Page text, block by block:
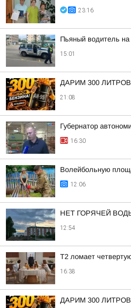
23:16
Пьяный водитель
15:01
ДАРИМ 300
21:08
Губернатор
16:30
Волейбольную
12:06
НЕТ ГОРЯЧЕЙ ВОДЫ!.
12:54
Т2 ломает
16:38
ДАРИМ 300